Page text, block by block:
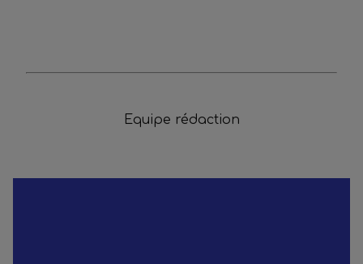
Equipe rédaction